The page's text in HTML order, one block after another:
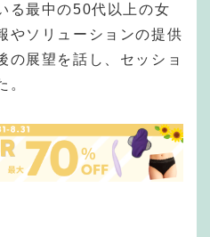
る最中の50代以上の女
やソリューションの提供
の展望を話し、セッショ
。